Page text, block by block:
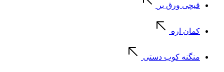
قیچی ورق بر
کمان اره
منگنه کوب دستی